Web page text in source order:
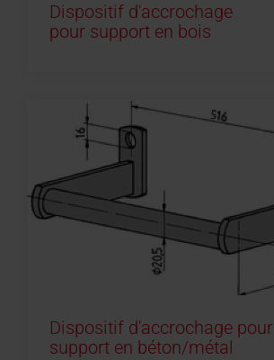
Dispositif d'accrochage
pour support en bois
Dispositif d'accrochage pour
support en béton/métal